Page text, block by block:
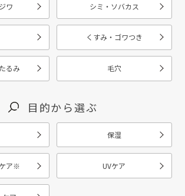
ワ シミ・ソバカス
くすみ・ゴワつき
るみ 毛穴
目的から選ぶ
保湿
ア※ UVケア